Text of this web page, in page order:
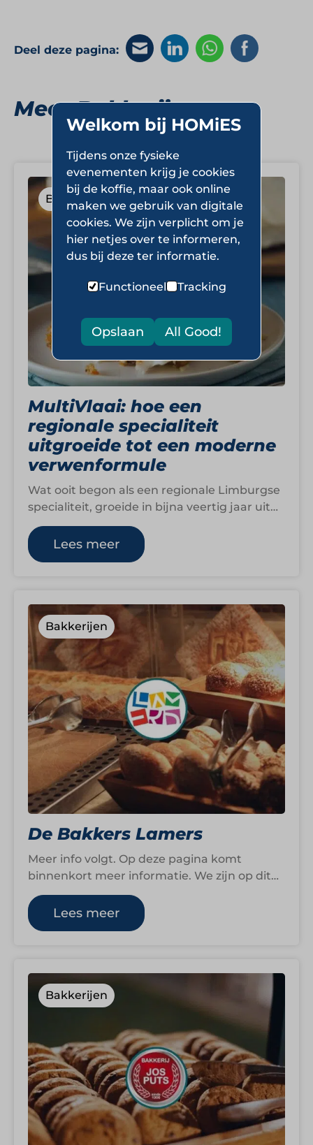
Deel deze pagina:
Meer Bakkerijen
Bakkerijen
MultiVlaai: hoe een
regionale specialiteit
uitgroeide tot een moderne
verwenformule
Wat ooit begon als een regionale Limburgse
specialiteit, groeide in bijna veertig jaar uit
tot een landelijke formule rondom
verwenmomenten,…
Lees meer
Bakkerijen
De Bakkers Lamers
Meer info volgt. Op deze pagina komt
binnenkort meer informatie. We zijn op dit
moment namelijk nog druk bezig om…
Lees meer
Bakkerijen
Welkom bij HOMiES
Tijdens onze fysieke
evenementen krijg je cookies
bij de koffie, maar ook online
maken we gebruik van digitale
cookies. We zijn verplicht om je
hier netjes over te informeren,
dus bij deze ter informatie.
Functioneel Tracking
Opslaan All Good!